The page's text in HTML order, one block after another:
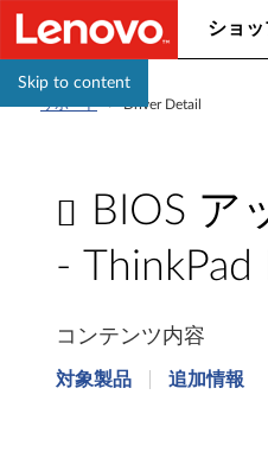
Skip to content
ショッ
サポート >Driver Detail
BIOS ア
- ThinkPad
I
コンテンツ内容
対象製品 追加情報